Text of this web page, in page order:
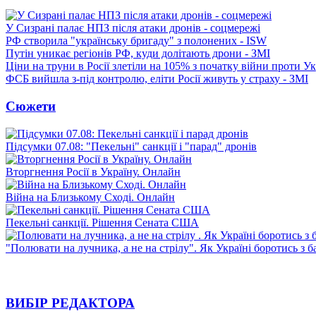
У Сизрані палає НПЗ після атаки дронів - соцмережі
РФ створила "українську бригаду" з полонених - ISW
Путін уникає регіонів РФ, куди долітають дрони - ЗМІ
Ціни на труни в Росії злетіли на 105% з початку війни проти
ФСБ вийшла з-під контролю, еліти Росії живуть у страху - ЗМІ
Сюжети
Підсумки 07.08: "Пекельні" санкції і "парад" дронів
Вторгнення Росії в Україну. Онлайн
Війна на Близькому Сході. Онлайн
Пекельні санкції. Рішення Сената США
"Полювати на лучника, а не на стрілу". Як Україні боротись з
ВИБІР РЕДАКТОРА